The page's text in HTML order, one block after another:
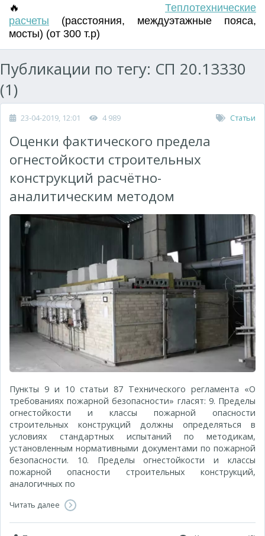
🔥 Теплотехнические
расчеты (расстояния, междуэтажные пояса,
мосты) (от 300 т.р)
Публикации по тегу: СП 20.13330
(1)
23-04-2019, 12:01 4 989 Статьи
Оценки фактического предела
огнестойкости строительных
конструкций расчётно-
аналитическим методом
Пункты 9 и 10 статьи 87 Технического регламента «О
требованиях пожарной безопасности» гласят: 9. Пределы
огнестойкости и классы пожарной опасности
строительных конструкций должны определяться в
условиях стандартных испытаний по методикам,
установленным нормативными документами по пожарной
безопасности. 10. Пределы огнестойкости и классы
пожарной опасности строительных конструкций,
аналогичных по
Читать далее